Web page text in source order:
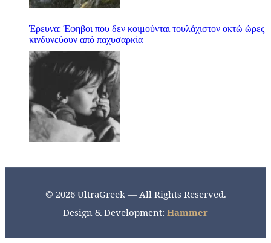
Έρευνα: Έφηβοι που δεν κοιμούνται τουλάχιστον οκτώ ώρες
κινδυνεύουν από παχυσαρκία
© 2026 UltraGreek — All Rights Reserved.
Design & Development: Hammer